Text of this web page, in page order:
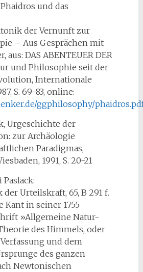
und das
der Vernunft zur
– Aus Gesprächen mit
aus: DAS ABENTEUER DER
und Philosophie seit der
Internationale
S. 69-83, online:
ggphilosophy/
Urgeschichte der
zur Archäologie
Paradigmas,
1991, S. 20-21
der Urteilskraft, 65, B 291 f.
Kant in seiner 1755
»Allgemeine Natur-
des Himmels, oder
und dem
des ganzen
Newtonischen